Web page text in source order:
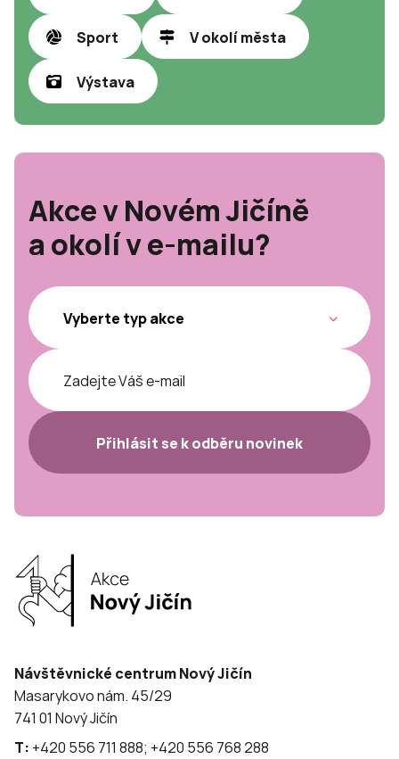
Sport V okolí města
Výstava
Akce v Novém Jičíně
a okolí v e-mailu?
Přihlásit se k odběru novinek
Návštěvnické centrum Nový Jičín
Masarykovo nám. 45/29
741 01 Nový Jičín
T: +420 556 711 888; +420 556 768 288